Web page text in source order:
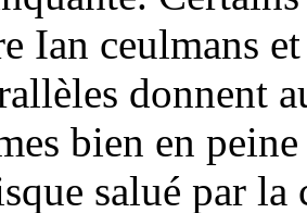
Ian ceulmans
donnent
bien en
salué par